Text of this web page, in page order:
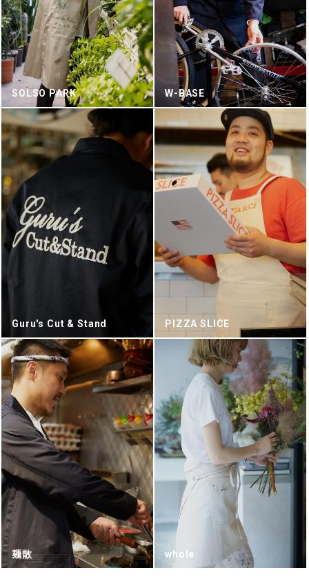
SOLSO PARK W-BASE
Guru's Cut & Stand PIZZA SLICE
麺散 whole